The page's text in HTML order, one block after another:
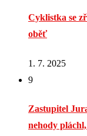
Cyklistka se
oběť
1. 7. 2025
9
Zastupitel
nehody